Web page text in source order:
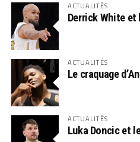
ACTUALITÉS
Derrick White et
ACTUALITÉS
Le craquage
ACTUALITÉS
Luka Doncic et